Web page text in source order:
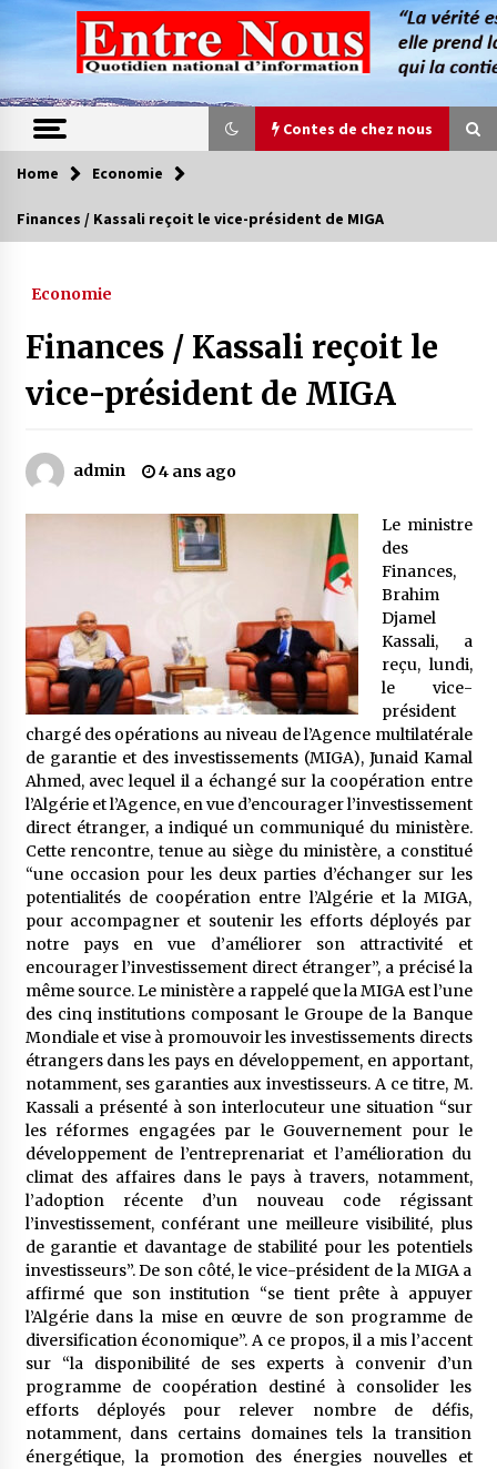
content
Contes de chez nous
Contes de chez nous
Magie de sorcier
4 ans ago
4 ans ago
Mythes et croyances / L’hospitalité des
montagnards
Quand on va vite
5 ans ago
« Père, tiens-moi, je vais tomber ! »
5 ans ago
Le bouc de l’Au-delà
5 ans ago
Le monstrueux vieillard (Un récit du Sud
algérien)
5 ans ago
Rencontre nocturne dans le désert (Un conte
touareg)
5 ans ago
Un conte targui/ Quand la tête est vide
5 ans ago
Tradition orale/ D’où viennent les contes et à
quoi servent-ils?
5 ans ago
Home Economie
Finances / Kassali reçoit le vice-président de MIGA
Economie
Finances / Kassali reçoit le
vice-président de MIGA
admin 4 ans ago
Le ministre
des
Finances,
Brahim
Djamel
Kassali, a
reçu, lundi,
le vice-
président
chargé des opérations au niveau de l’Agence multilatérale
de garantie et des investissements (MIGA), Junaid Kamal
Ahmed, avec lequel il a échangé sur la coopération entre
l’Algérie et l’Agence, en vue d’encourager l’investissement
direct étranger, a indiqué un communiqué du ministère.
Cette rencontre, tenue au siège du ministère, a constitué
“une occasion pour les deux parties d’échanger sur les
potentialités de coopération entre l’Algérie et la MIGA,
pour accompagner et soutenir les efforts déployés par
notre pays en vue d’améliorer son attractivité et
encourager l’investissement direct étranger”, a précisé la
même source. Le ministère a rappelé que la MIGA est l’une
des cinq institutions composant le Groupe de la Banque
Mondiale et vise à promouvoir les investissements directs
étrangers dans les pays en développement, en apportant,
notamment, ses garanties aux investisseurs. A ce titre, M.
Kassali a présenté à son interlocuteur une situation “sur
les réformes engagées par le Gouvernement pour le
développement de l’entreprenariat et l’amélioration du
climat des affaires dans le pays à travers, notamment,
l’adoption récente d’un nouveau code régissant
l’investissement, conférant une meilleure visibilité, plus
de garantie et davantage de stabilité pour les potentiels
investisseurs”. De son côté, le vice-président de la MIGA a
affirmé que son institution “se tient prête à appuyer
l’Algérie dans la mise en œuvre de son programme de
diversification économique”. A ce propos, il a mis l’accent
sur “la disponibilité de ses experts à convenir d’un
programme de coopération destiné à consolider les
efforts déployés pour relever nombre de défis,
notamment, dans certains domaines tels la transition
énergétique, la promotion des énergies nouvelles et